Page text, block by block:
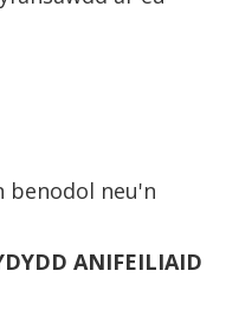
benodol neu'n
ANIFEILIAID